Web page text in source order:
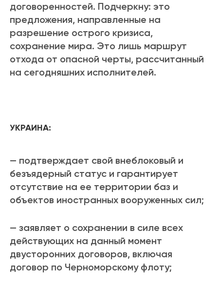
договоренностей. Подчеркну: это
предложения, направленные на
разрешение острого кризиса,
сохранение мира. Это лишь маршрут
отхода от опасной черты, рассчитанный
на сегодняшних исполнителей.
УКРАИНА:
— подтверждает свой внеблоковый и
безъядерный статус и гарантирует
отсутствие на ее территории баз и
объектов иностранных вооруженных сил;
— заявляет о сохранении в силе всех
действующих на данный момент
двусторонних договоров, включая
договор по Черноморскому флоту;